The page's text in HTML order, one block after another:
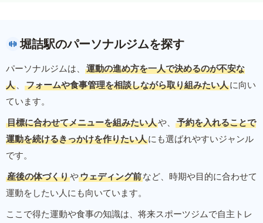
堀詰駅のパーソナルジムを探す
パーソナルジムは、
運動の進め方を一人で決めるのが不安な
人 、 フォームや食事管理を相談しながら取り組みたい人に向い
ています。
目標に合わせてメニューを組みたい人や、
予約を入れることで
運動を続けるきっかけを作りたい人にも選ばれやすいジャンル
です。
産後の体づくりやウェディング前など、時期や目的に合わせて
運動をしたい人にも向いています。
ここで得た運動や食事の知識は、将来スポーツジムで自主トレ